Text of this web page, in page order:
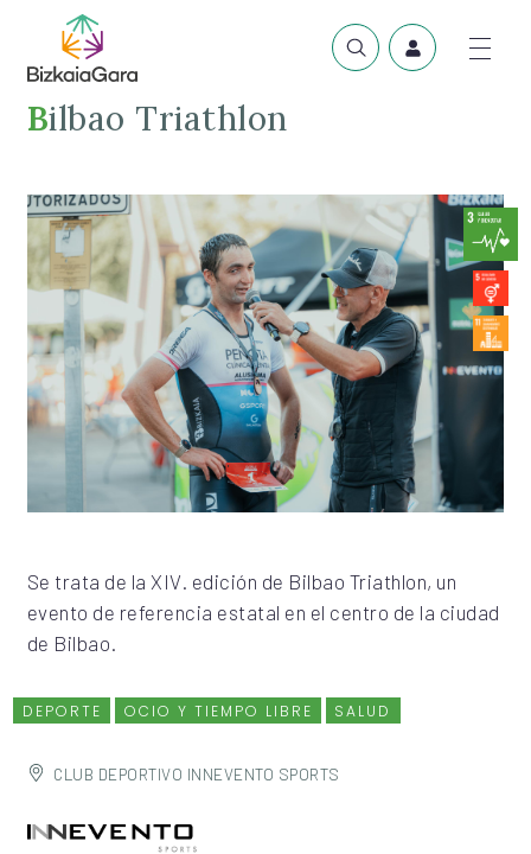
Bilbao Triathlon
Se trata de la XIV. edición de Bilbao Triathlon, un
evento de referencia estatal en el centro de la ciudad
de Bilbao.
DEPORTE OCIO Y TIEMPO LIBRE SALUD
CLUB DEPORTIVO INNEVENTO SPORTS